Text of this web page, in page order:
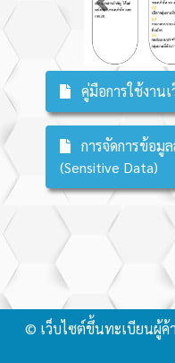
Previous
คู่มือการใช้งาน
การจัดการข้อมู
(Sensitive Data)
© เว็บไซต์ขึ้นทะเบียนผู้ค้